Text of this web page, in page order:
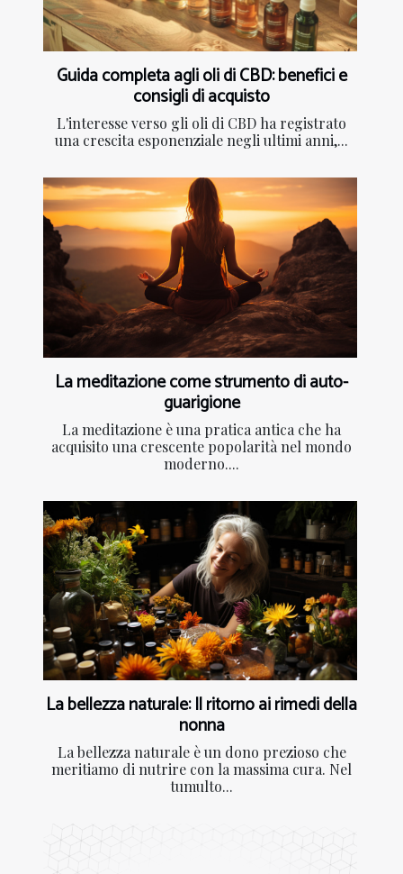
Guida completa agli oli di CBD: benefici e
consigli di acquisto
L'interesse verso gli oli di CBD ha registrato
una crescita esponenziale negli ultimi anni,...
La meditazione come strumento di auto-
guarigione
La meditazione è una pratica antica che ha
acquisito una crescente popolarità nel mondo
moderno....
La bellezza naturale: Il ritorno ai rimedi della
nonna
La bellezza naturale è un dono prezioso che
meritiamo di nutrire con la massima cura. Nel
tumulto...